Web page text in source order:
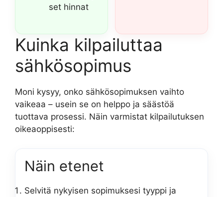
set hinnat
Kuinka kilpailuttaa
sähkösopimus
Moni kysyy, onko sähkösopimuksen vaihto
vaikeaa – usein se on helppo ja säästöä
tuottava prosessi. Näin varmistat kilpailutuksen
oikeaoppisesti:
Näin etenet
Selvitä nykyisen sopimuksesi tyyppi ja